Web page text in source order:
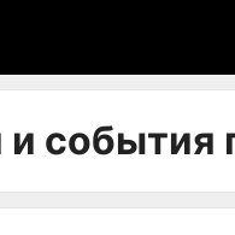
события